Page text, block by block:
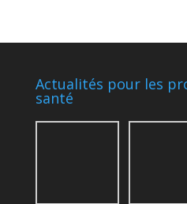
Actualités pour les
santé